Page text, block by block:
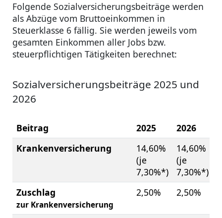
Folgende Sozialversicherungsbeiträge werden
als Abzüge vom Bruttoeinkommen in
Steuerklasse 6 fällig. Sie werden jeweils vom
gesamten Einkommen aller Jobs bzw.
steuerpflichtigen Tätigkeiten berechnet:
Sozialversicherungsbeiträge 2025 und
2026
Beitrag 2025
2026
Krankenversicherung
14,60%
(je
7,30%*)
14,60%
(je
7,30%*)
Zuschlag
zur Krankenversicherung
2,50% 2,50%